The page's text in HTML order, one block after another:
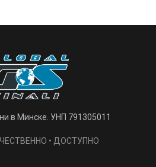
в Минске. УНП 791305011
• ДОСТУПНО